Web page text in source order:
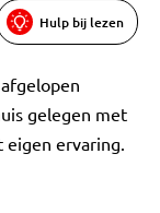
Hulp bij lezen
gelegen met
eigen ervaring.